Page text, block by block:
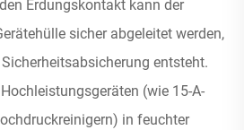
Erdungskontakt kann der
sicher abgeleitet werden,
entsteht.
(wie 15-A-
in feuchter